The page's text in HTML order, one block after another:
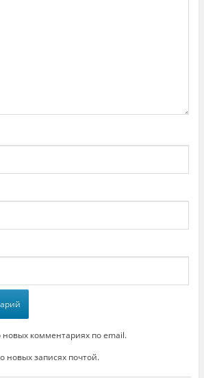
комментариях по email.
новых записях почтой.